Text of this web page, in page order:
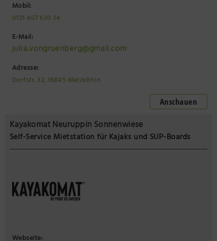
Mobil:
0151 407 630 34
E-Mail:
julia.vongruenberg@gmail.com
Adresse:
Dorfstr. 32, 16845 Metzelthin
Anschauen
Kayakomat Neuruppin Sonnenwiese
Self-Service Mietstation für Kajaks und SUP-Boards